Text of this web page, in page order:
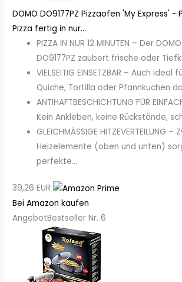
DOMO DO9177PZ Pizzaofen 'My Express'
Pizza fertig in nur...
PIZZA IN NUR 12 MINUTEN – Der
DO9177PZ zaubert frische oder
VIELSEITIG EINSETZBAR – Auch
Quiche, Tortilla oder Pfannkuchen
ANTIHAFTBESCHICHTUNG FÜR
Kein Ankleben, keine Rückstände,
GLEICHMÄSSIGE HITZEVERTEILUNG –
Heizelemente (oben und unten)
perfekte...
39,26 EUR
Bei Amazon kaufen
AngebotBestseller Nr. 6